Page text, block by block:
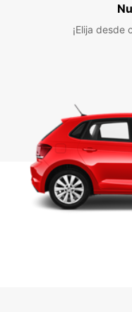
¡Elija desde